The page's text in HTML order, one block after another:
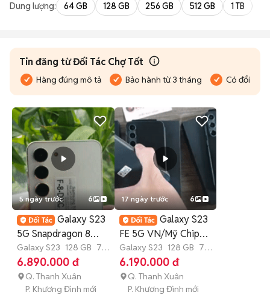
Dung lượng: 64 GB 128 GB 256 GB 512 GB 1 TB
Tin đăng từ Đối Tác Chợ Tốt
Hàng đúng mô tả Bảo hành từ 3 tháng Có đổi trả
5 ngày trước 6
Galaxy S23
5G Snapdragon 8
Gen 2 Mỹ/Hàn có trả
góp
Galaxy S23 128 GB 7-
12 tháng
6.890.000 đ
Q. Thanh Xuân
P. Khương Đình mới
17 ngày trước 6
Galaxy S23
FE 5G VN/Mỹ Chip
Snapdragon 8 gen1
Galaxy S23 128 GB 7-
12 tháng
6.190.000 đ
Q. Thanh Xuân
P. Khương Đình mới